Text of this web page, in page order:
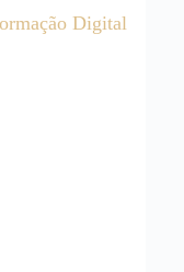
Digital